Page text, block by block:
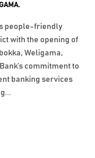
people-friendly
with the opening of
Weligama,
commitment to
banking services